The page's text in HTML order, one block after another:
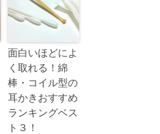
面白いほどによ
く取れる！綿
棒・コイル型の
耳かきおすすめ
ランキングベス
ト３！